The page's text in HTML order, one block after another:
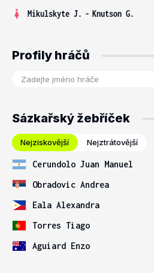
Mikulskyte J. - Knutson G.
Profily hráčů
Sázkařský žebříček
Nejziskovější Nejztrátovější
Cerundolo Juan Manuel
Obradovic Andrea
Eala Alexandra
Torres Tiago
Aguiard Enzo